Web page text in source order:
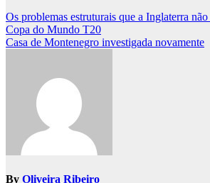
Post
navigation
Os problemas estruturais que a Inglaterra
Copa do Mundo T20
Casa de Montenegro investigada novamente
By Oliveira Ribeiro